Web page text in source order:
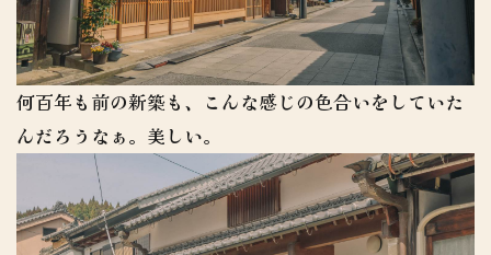
何百年も前の新築も、こんな感じの色合いをしていた
んだろうなぁ。美しい。